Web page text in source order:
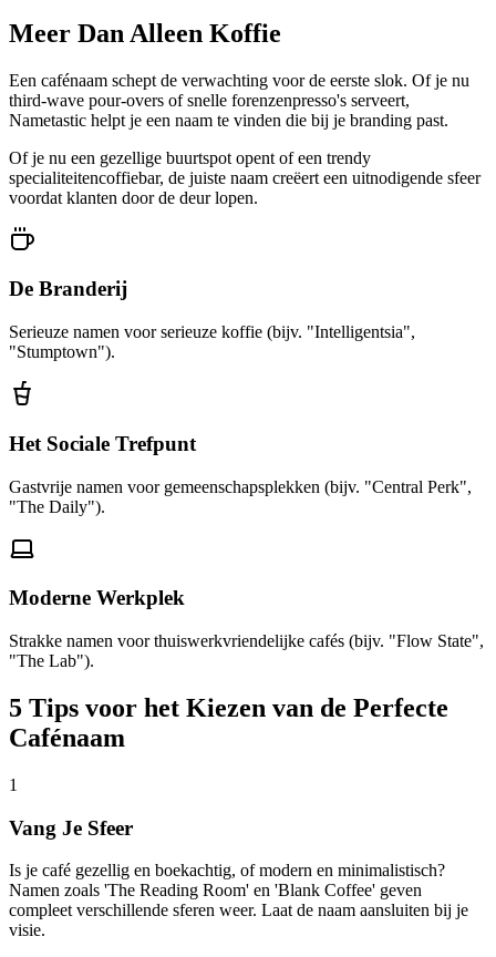
Meer Dan Alleen Koffie
Een cafénaam schept de verwachting voor de eerste slok. Of je nu
third-wave pour-overs of snelle forenzenpresso's serveert,
Nametastic helpt je een naam te vinden die bij je branding past.
Of je nu een gezellige buurtspot opent of een trendy
specialiteitencoffiebar, de juiste naam creëert een uitnodigende sfeer
voordat klanten door de deur lopen.
De Branderij
Serieuze namen voor serieuze koffie (bijv. "Intelligentsia",
"Stumptown").
Het Sociale Trefpunt
Gastvrije namen voor gemeenschapsplekken (bijv. "Central Perk",
"The Daily").
Moderne Werkplek
Strakke namen voor thuiswerkvriendelijke cafés (bijv. "Flow State",
"The Lab").
5 Tips voor het Kiezen van de Perfecte
Cafénaam
1
Vang Je Sfeer
Is je café gezellig en boekachtig, of modern en minimalistisch?
Namen zoals 'The Reading Room' en 'Blank Coffee' geven
compleet verschillende sferen weer. Laat de naam aansluiten bij je
visie.